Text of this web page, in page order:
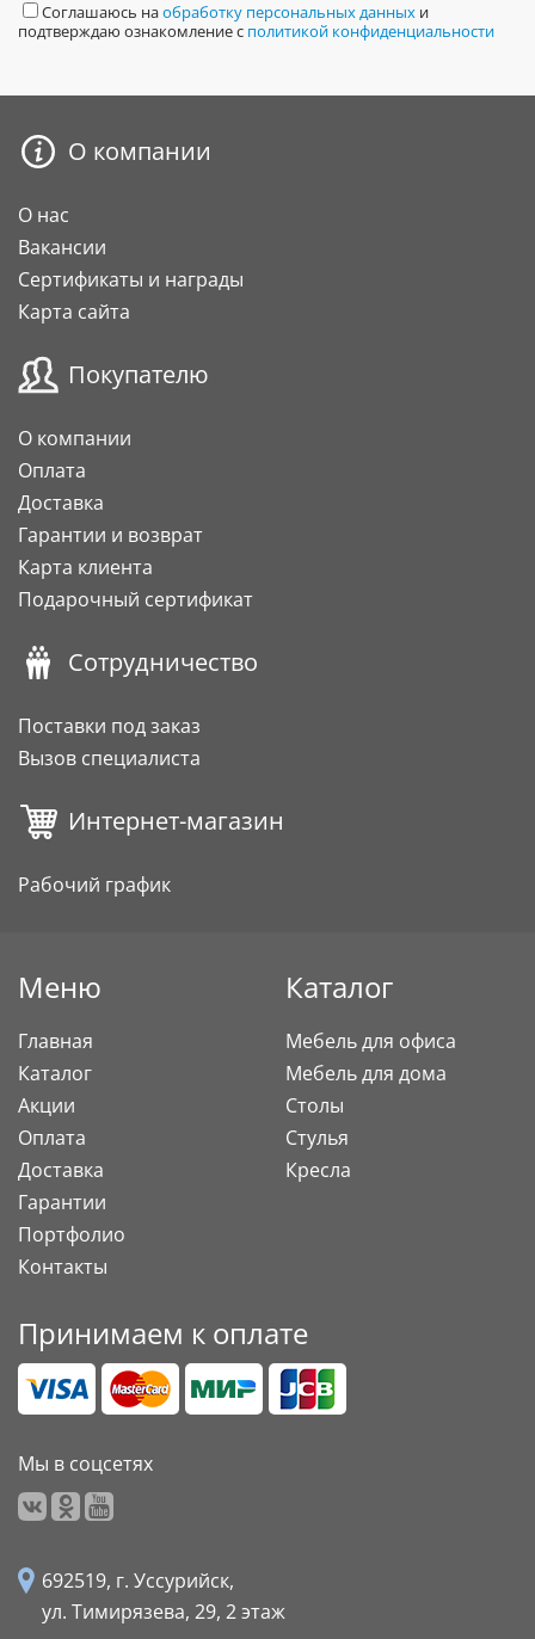
Соглашаюсь наобработку персональных данных и
подтверждаю ознакомление с политикой конфиденциальности
О компании
О нас
Вакансии
Сертификаты и награды
Карта сайта
Покупателю
О компании
Оплата
Доставка
Гарантии и возврат
Карта клиента
Подарочный сертификат
Сотрудничество
Поставки под заказ
Вызов специалиста
Интернет-магазин
Рабочий график
Меню
Главная
Каталог
Акции
Оплата
Доставка
Гарантии
Портфолио
Контакты
Каталог
Мебель для офиса
Мебель для дома
Столы
Стулья
Кресла
Принимаем к оплате
Мы в соцсетях
692519, г. Уссурийск,
ул. Тимирязева, 29, 2 этаж